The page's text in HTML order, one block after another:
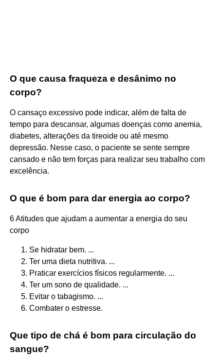
O que causa fraqueza e desânimo no
corpo?
O cansaço excessivo pode indicar, além de falta de
tempo para descansar, algumas doenças como anemia,
diabetes, alterações da tireoide ou até mesmo
depressão. Nesse caso, o paciente se sente sempre
cansado e não tem forças para realizar seu trabalho com
excelência.
O que é bom para dar energia ao corpo?
6 Atitudes que ajudam a aumentar a energia do seu
corpo
Se hidratar bem. ...
Ter uma dieta nutritiva. ...
Praticar exercícios físicos regularmente. ...
Ter um sono de qualidade. ...
Evitar o tabagismo. ...
Combater o estresse.
Que tipo de chá é bom para circulação do
sangue?